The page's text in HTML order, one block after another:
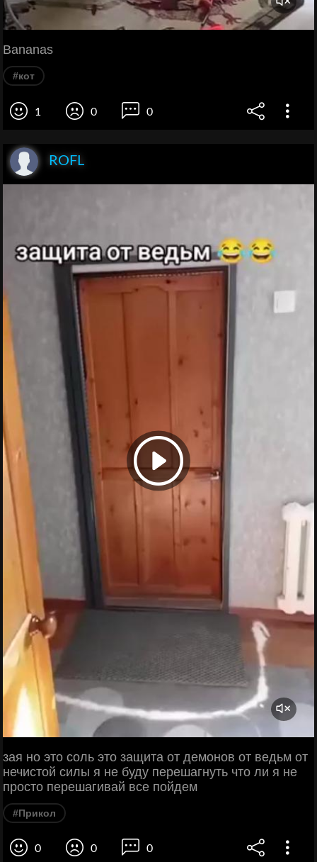
Bananas
#кот
1 0 0
ROFL
зая но это соль это защита от демонов от ведьм от
нечистой силы я не буду перешагнуть что ли я не
просто перешагивай все пойдем
#Прикол
0 0 0